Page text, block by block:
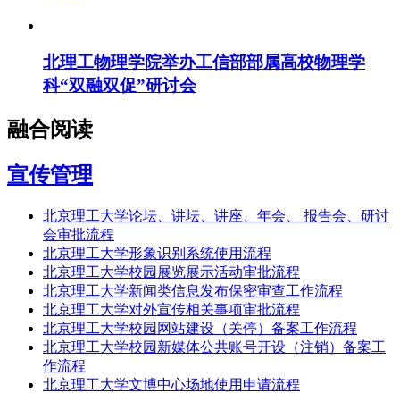
北理工物理学院举办工信部部属高校物理学
科“双融双促”研讨会
融合阅读
宣传管理
北京理工大学论坛、讲坛、讲座、年会、 报告会、研讨
会审批流程
北京理工大学形象识别系统使用流程
北京理工大学校园展览展示活动审批流程
北京理工大学新闻类信息发布保密审查工作流程
北京理工大学对外宣传相关事项审批流程
北京理工大学校园网站建设（关停）备案工作流程
北京理工大学校园新媒体公共账号开设（注销）备案工
作流程
北京理工大学文博中心场地使用申请流程